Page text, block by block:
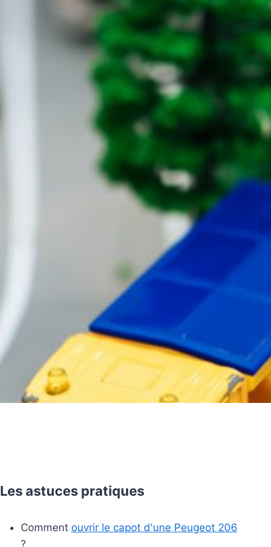
Les astuces pratiques
Comment ouvrir le capot d'une Peugeot 206
?